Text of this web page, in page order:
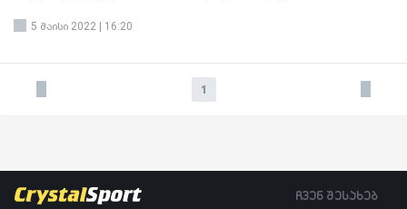
5 მაისი 2022 | 16:20
1
ჩვენ შესახებ